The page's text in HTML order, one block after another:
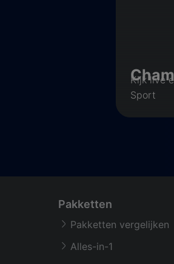
Kijk live
Sport
Pakketten
Pakketten vergelijken
Alles-in-1